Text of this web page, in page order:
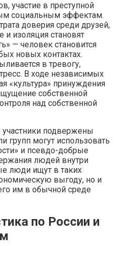
участие в преступной
социальным эффектам.
доверия среди друзей,
и изоляция становят
— человек становится
новых контактах.
в тревогу,
В ходе независимых
«культура» принуждения
собственной
над собственной
участники подвержены
групп могут использовать
и псевдо-добрые
людей внутри
люди ищут в таких
выгоду, но и
им в обычной среде
по России и